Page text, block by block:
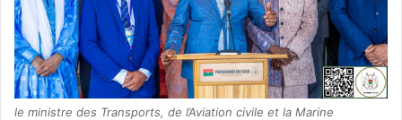
le ministre des Transports, de l’Aviation civile et la Marine